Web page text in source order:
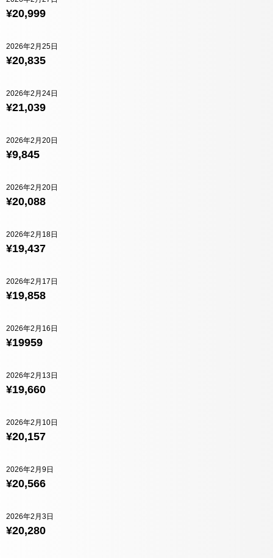
¥20,999
¥20,835
2026年2月25日
¥21,039
2026年2月24日
¥9,845
2026年2月20日
¥20,088
2026年2月20日
¥19,437
2026年2月18日
¥19,858
2026年2月17日
¥19959
2026年2月16日
¥19,660
2026年2月13日
¥20,157
2026年2月10日
¥20,566
2026年2月9日
¥20,280
2026年2月3日